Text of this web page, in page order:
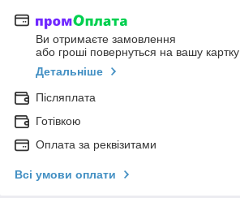
Ви отримаєте замовлення
або гроші повернуться на вашу картку
Детальніше
Післяплата
Готівкою
Оплата за реквізитами
Всі умови оплати